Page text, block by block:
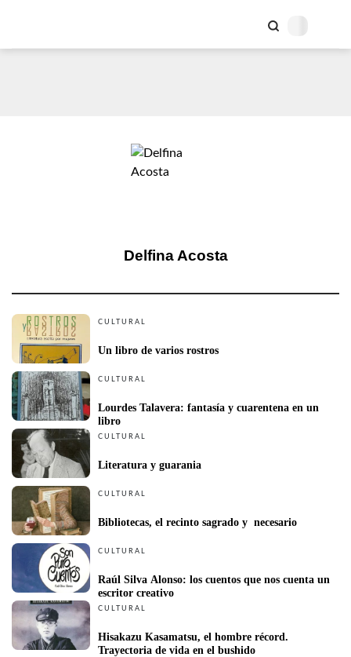
Delfina Acosta
CULTURAL
Un libro de varios rostros
CULTURAL
Lourdes Talavera: fantasía y cuarentena en un
libro
CULTURAL
Literatura y guarania
CULTURAL
Bibliotecas, el recinto sagrado y  necesario
CULTURAL
Raúl Silva Alonso: los cuentos que nos cuenta un
escritor creativo
CULTURAL
Hisakazu Kasamatsu, el hombre récord.
Trayectoria de vida en el bushido